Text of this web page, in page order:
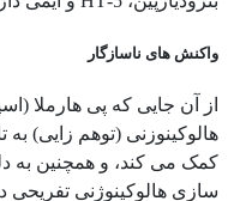
واکنش های ناسازگار
از آن جایی که پی هارملا
کمک می کند، و همچنین به